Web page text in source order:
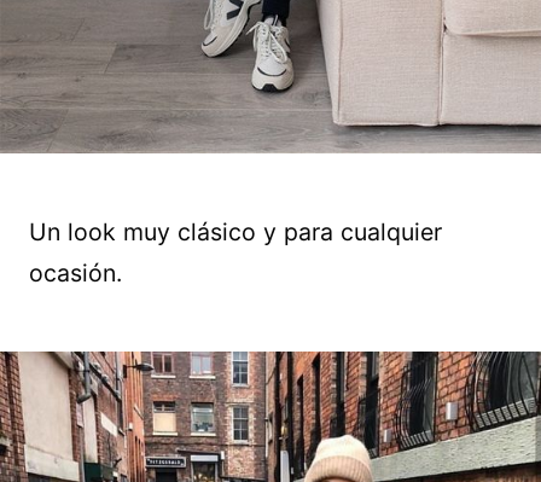
Un look muy clásico y para cualquier
ocasión.